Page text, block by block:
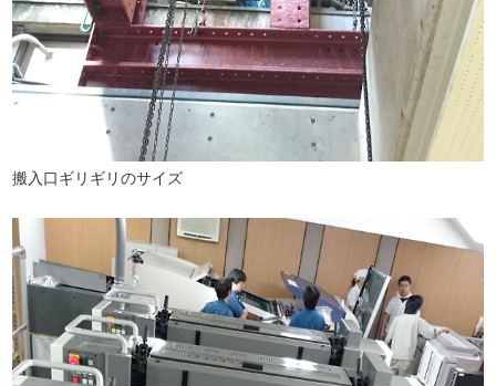
搬入口ギリギリのサイズ